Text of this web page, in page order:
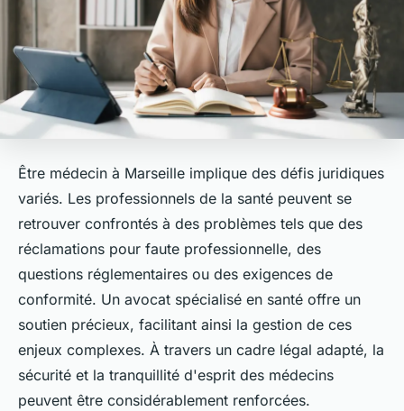
Être médecin à Marseille implique des défis juridiques
variés. Les professionnels de la santé peuvent se
retrouver confrontés à des problèmes tels que des
réclamations pour faute professionnelle, des
questions réglementaires ou des exigences de
conformité. Un avocat spécialisé en santé offre un
soutien précieux, facilitant ainsi la gestion de ces
enjeux complexes. À travers un cadre légal adapté, la
sécurité et la tranquillité d'esprit des médecins
peuvent être considérablement renforcées.